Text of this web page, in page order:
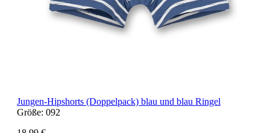
Jungen-Hipshorts (Doppelpack) blau und blau Ringel
Größe: 092